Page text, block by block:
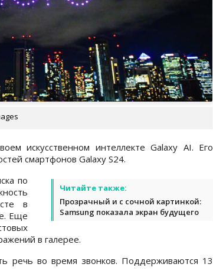
искусственном интеллекте Galaxy AI. Его
смартфонов Galaxy S24.
Читайте также:
Прозрачный и с сочной картинкой:
Samsung показала экран будущего
по
в
Еще
в галерее.
речь во время звонков. Поддерживаются 13